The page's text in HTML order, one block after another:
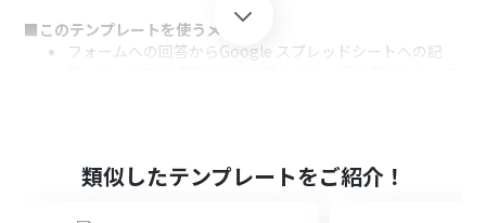
■このテンプレートを使うメリット
フォームへの回答からGoogle スプレッドシートへの記
類似したテンプレートをご紹介！